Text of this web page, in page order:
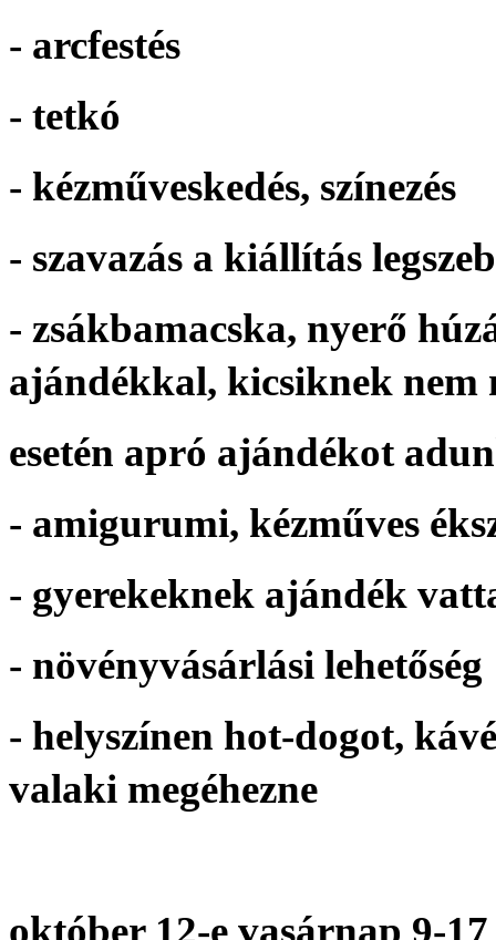
- arcfestés
- tetkó
- kézműveskedés, színezés
- szavazás a kiállítás
- zsákbamacska, nyerő
ajándékkal, kicsiknek nem
esetén apró ajándékot
- amigurumi, kézműves
- gyerekeknek ajándék
- növényvásárlási lehetőség
- helyszínen hot-dogot,
valaki megéhezne